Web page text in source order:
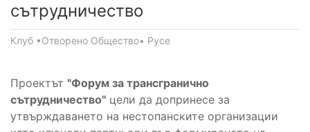
сътрудничество
Клуб •Отворено Общество• Русе
Проектът "Форум за трансгранично
сътрудничество" цели да допринесе за
утвърждаването на нестопанските организации